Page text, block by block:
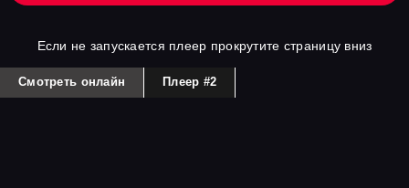
Если не запускается плеер прокрутите страницу вниз
Смотреть онлайн Плеер #2